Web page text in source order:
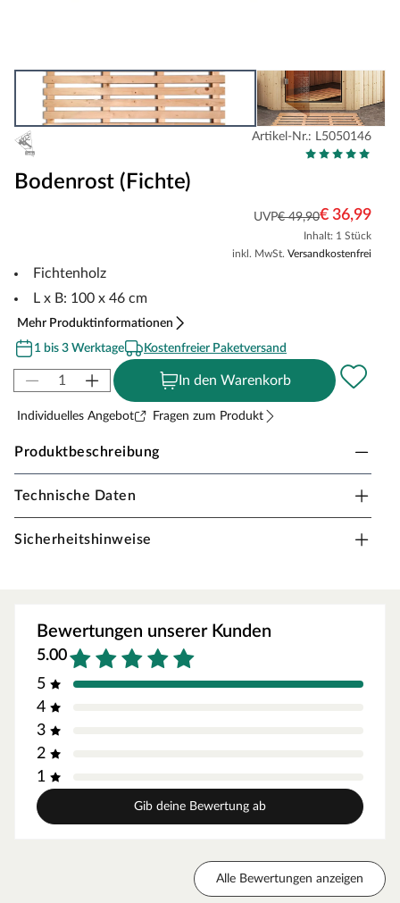
Artikel-Nr.: L5050146
Bodenrost (Fichte)
UVP€ 49,90€ 36,99
Inhalt: 1 Stück
inkl. MwSt. Versandkostenfrei
Fichtenholz
L x B: 100 x 46 cm
Mehr Produktinformationen
1 bis 3 Werktage
Kostenfreier Paketversand
In den Warenkorb
Individuelles Angebot Fragen zum Produkt
Produktbeschreibung
KARIBU Bodenrost (Fichte)
Technische Daten
Sicherheitshinweise
Bewertungen unserer Kunden
5.00
5
4
3
2
1
Gib deine Bewertung ab
Alle Bewertungen anzeigen